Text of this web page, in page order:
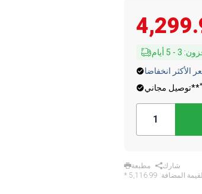
:
3
-
5 أيام
الأكثر انخفاضا
توصيل مجاني**
مطبعة
شارك